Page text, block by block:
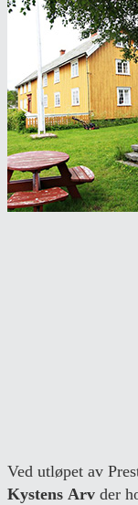
Ved utløpet av
Kystens Arvder